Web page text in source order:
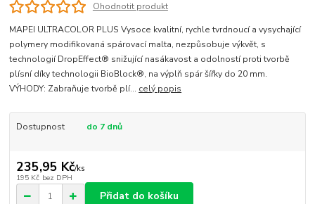
Ohodnotit produkt
MAPEI ULTRACOLOR PLUS Vysoce kvalitní, rychle tvrdnoucí a vysychající
polymery modifikovaná spárovací malta, nezpůsobuje výkvět, s
technologií DropEffect® snižující nasákavost a odolností proti tvorbě
plísní díky technologii BioBlock®, na výplň spár šířky do 20 mm.
VÝHODY: Zabraňuje tvorbě plí... celý popis
Dostupnost do 7 dnů
235,95 Kč/ks
195 Kč bez DPH
Přidat do košíku